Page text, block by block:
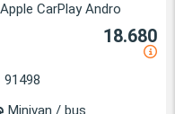
CarPlay Andro
18.680
91498
Minivan / bus